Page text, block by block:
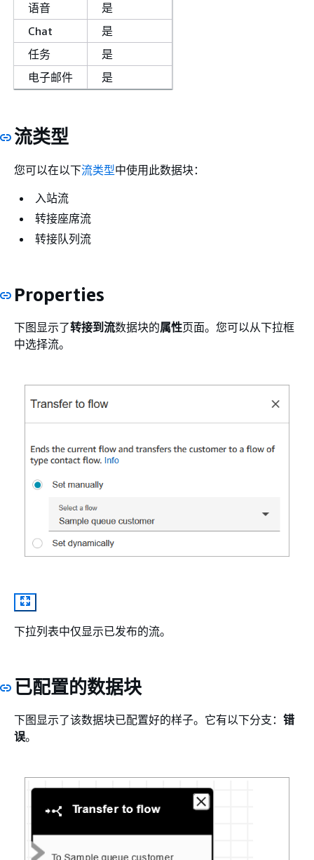
语音
是
Chat
是
任务
是
电子邮件
是
流类型
您可以在以下流类型中使用此数据块：
入站流
转接座席流
转接队列流
Properties
下图显示了转接到流数据块的属性页面。您可以从下拉框
中选择流。
下拉列表中仅显示已发布的流。
已配置的数据块
下图显示了该数据块已配置好的样子。它有以下分支： 错
误。